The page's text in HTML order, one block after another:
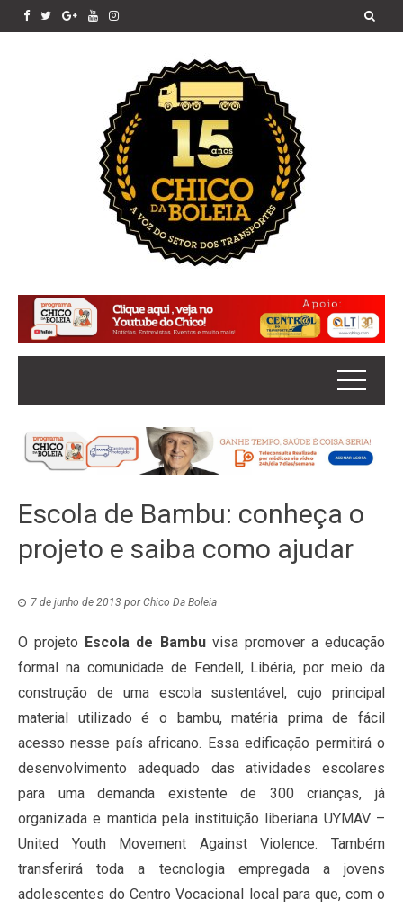
Escola de Bambu: conheça o
projeto e saiba como ajudar
7 de junho de 2013 porChico Da Boleia
O projeto Escola de Bambuvisa promover a educação
formal na comunidade de Fendell, Libéria, por meio da
construção de uma escola sustentável, cujo principal
material utilizado é o bambu, matéria prima de fácil
acesso nesse país africano. Essa edificação permitirá o
desenvolvimento adequado das atividades escolares
para uma demanda existente de 300 crianças, já
organizada e mantida pela instituição liberiana UYMAV –
United Youth Movement Against Violence. Também
transferirá toda a tecnologia empregada a jovens
adolescentes do Centro Vocacional local para que, com o